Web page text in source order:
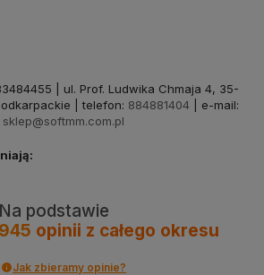
| ul. Prof. Ludwika Chmaja 4, 35-
| telefon: 884881404 | e-mail:
sklep@softmm.com.pl
Na podstawie
945 opinii z całego okresu
Jak zbieramy opinie?